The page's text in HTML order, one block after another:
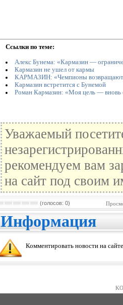
Ссылки по теме:
Алекс Бунема: «Кармазин —
Кармазин не ушел от кармы
КАРМАЗИН: «Чемпионы
Кармазин встретится с Бунемой
Роман Кармазин: «Моя цель — вновь
Уважаемый
рекомендуем вам
на сайт под своим
(голосов: 0)
Информация
Комментировать новости на